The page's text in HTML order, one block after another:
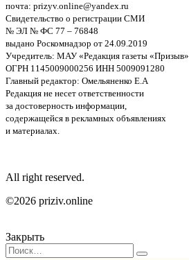
почта: prizyv.online@yandex.ru
Свидетельство о регистрации СМИ
№ ЭЛ № ФС 77 – 76848
выдано Роскомнадзор от 24.09.2019
Учредитель: МАУ «Редакция газеты «Призыв»
ОГРН 1145009000256 ИНН 5009091280
Главный редактор: Омельяненко Е.А
Редакция не несет ответственности
за достоверность информации,
содержащейся в рекламных объявлениях
и материалах.
All right reserved.
©2026 priziv.online
Закрыть